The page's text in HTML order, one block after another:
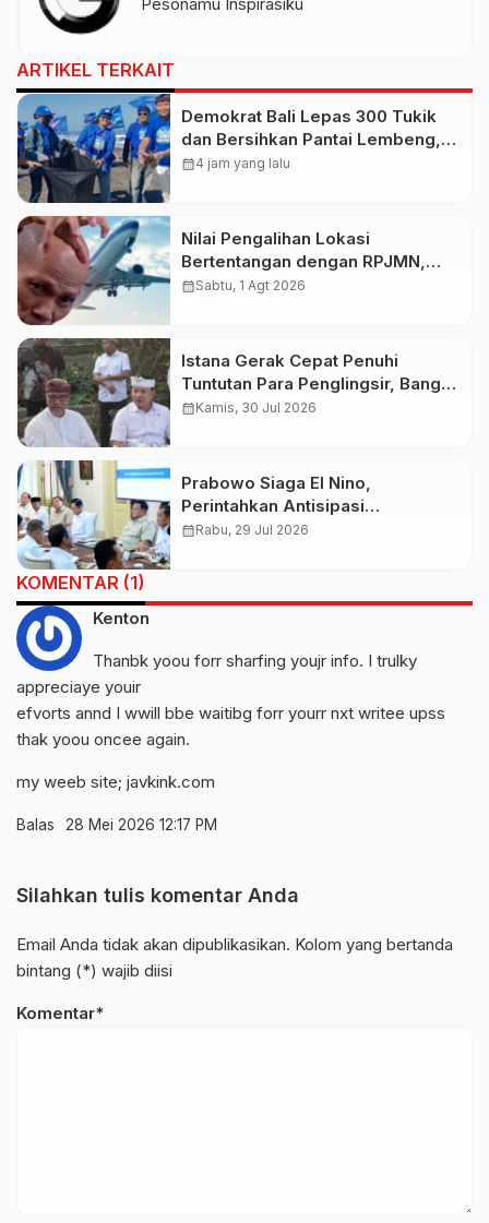
ARTIKEL TERKAIT
Demokrat Bali Lepas 300 Tukik
dan Bersihkan Pantai Lembeng,
Perkuat Gerakan Langit Biru
calendar_month4 jam yang lalu
Nilai Pengalihan Lokasi
Bertentangan dengan RPJMN,
Ichsanuddin Soroti Komitmen
calendar_monthSabtu, 1 Agt 2026
Istana Gerak Cepat Penuhi
Tuntutan Para Penglingsir, Bangun
Bandara Internasional Bali Utara
calendar_monthKamis, 30 Jul 2026
Prabowo Siaga El Nino,
Perintahkan Antisipasi
Kekeringan dan Karhutla Nasional
calendar_monthRabu, 29 Jul 2026
KOMENTAR (1)
Kenton
Thanbk yoou forr sharfing youjr info. I trulky
appreciaye youir
efvorts annd I wwill bbe waitibg forr yourr nxt writee upss
thak yoou oncee again.
my weeb site; javkink.com
Balas 28 Mei 2026 12:17 PM
Silahkan tulis komentar Anda
Email Anda tidak akan dipublikasikan. Kolom yang bertanda
bintang (*) wajib diisi
Komentar*